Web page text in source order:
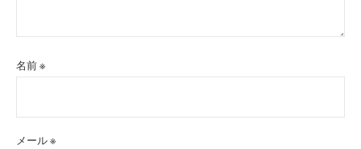
名前※
メール※